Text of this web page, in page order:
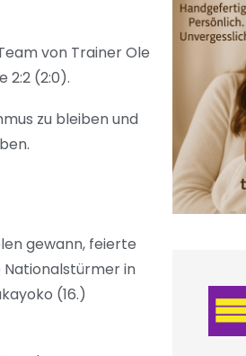
von Trainer Ole
2:2 (2:0).
zu bleiben und
gewann, feierte
in
(16.)